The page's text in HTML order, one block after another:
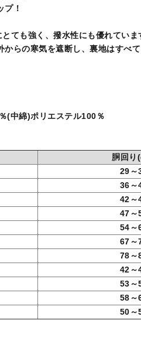
プ！
ても強く、撥水性にも優れていま
らの寒気を遮断し、裏地はすべ
(中綿)ポリエステル100％
胴回り
29～
36～
42～
47～
54～
67～
78～
42～
53～
58～
50～